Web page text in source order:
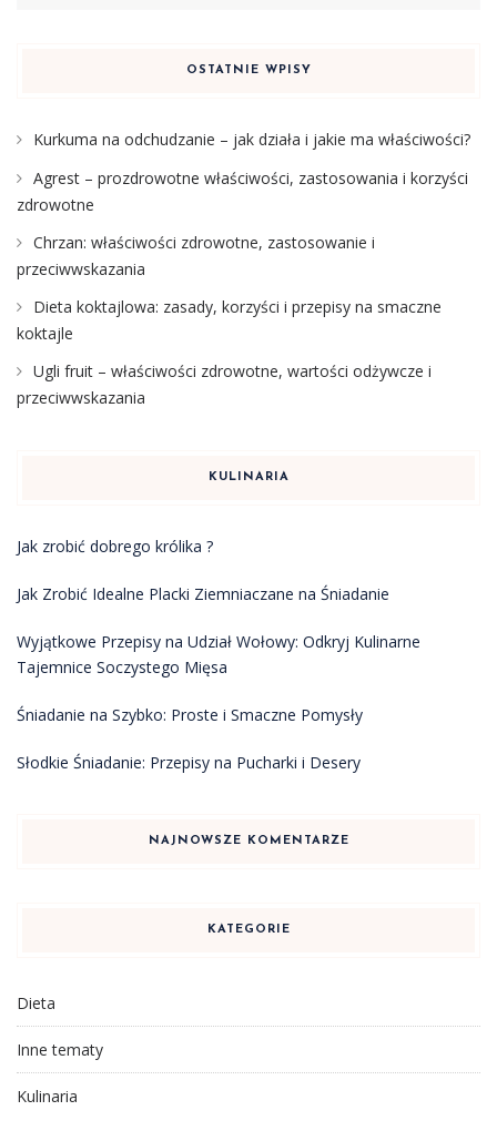
OSTATNIE WPISY
Kurkuma na odchudzanie – jak działa i jakie ma właściwości?
Agrest – prozdrowotne właściwości, zastosowania i korzyści
zdrowotne
Chrzan: właściwości zdrowotne, zastosowanie i
przeciwwskazania
Dieta koktajlowa: zasady, korzyści i przepisy na smaczne
koktajle
Ugli fruit – właściwości zdrowotne, wartości odżywcze i
przeciwwskazania
KULINARIA
Jak zrobić dobrego królika ?
Jak Zrobić Idealne Placki Ziemniaczane na Śniadanie
Wyjątkowe Przepisy na Udział Wołowy: Odkryj Kulinarne
Tajemnice Soczystego Mięsa
Śniadanie na Szybko: Proste i Smaczne Pomysły
Słodkie Śniadanie: Przepisy na Pucharki i Desery
NAJNOWSZE KOMENTARZE
KATEGORIE
Dieta
Inne tematy
Kulinaria